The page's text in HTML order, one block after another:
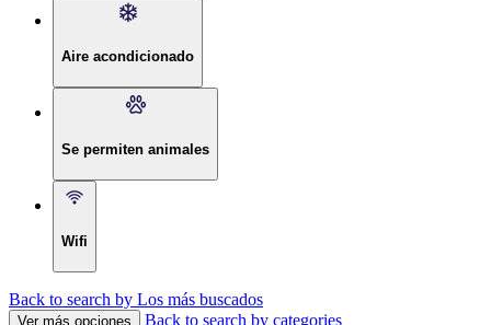
Aire acondicionado
Se permiten animales
Wifi
Back to search by Los más buscados
Ver más opciones Back to search by categories